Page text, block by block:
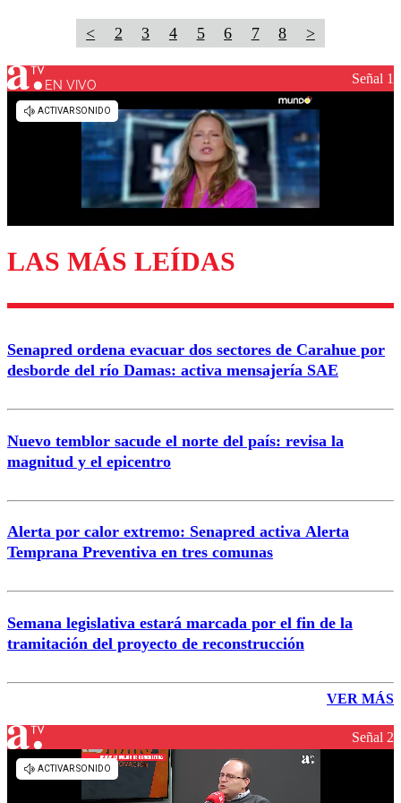
< 2 3 4 5 6 7 8 >
EN VIVO Señal 1
LAS MÁS LEÍDAS
Senapred ordena evacuar dos sectores de Carahue por
desborde del río Damas: activa mensajería SAE
Nuevo temblor sacude el norte del país: revisa la
magnitud y el epicentro
Alerta por calor extremo: Senapred activa Alerta
Temprana Preventiva en tres comunas
Semana legislativa estará marcada por el fin de la
tramitación del proyecto de reconstrucción
VER MÁS
Señal 2